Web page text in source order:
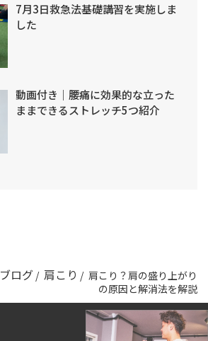
7月3日救急法基礎講習を実施しま
した
動画付き｜腰痛に効果的な立った
ままできるストレッチ5つ紹介
ブログ / 肩こり / 肩こり？肩の盛り上がり
の原因と解消法を解説